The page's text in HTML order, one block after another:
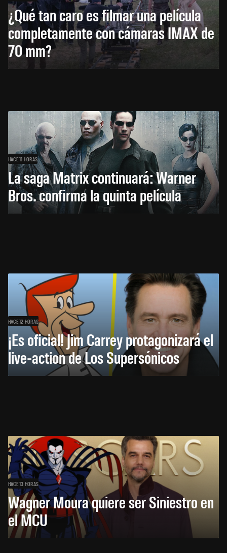
¿Qué tan caro es filmar una película
completamente con cámaras IMAX de
70 mm?
HACE 11 HORAS
La saga Matrix continuará: Warner
Bros. confirma la quinta película
HACE 12 HORAS
¡Es oficial! Jim Carrey protagonizará el
live-action de Los Supersónicos
HACE 13 HORAS
Wagner Moura quiere ser Siniestro en
el MCU